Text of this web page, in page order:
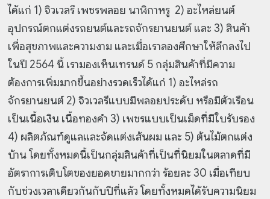
ได้แก่ 1) จิวเวลรี เพชรพลอย นาฬิกาหรู 2) อะไหล่ยนต์
อุปกรณ์ตกแต่งรถยนต์และรถจักรยานยนต์ และ 3) สินค้า
เพื่อสุขภาพและความงาม และเมื่อเราลองศึกษาให้ลึกลงไป
ในปี 2564 นี้ เรามองเห็นเทรนด์ 5 กลุ่มสินค้าที่มีความ
ต้องการเพิ่มมากขึ้นอย่างรวดเร็วได้แก่ 1) อะไหล่รถ
จักรยานยนต์ 2) จิวเวลรีแบบมีพลอยประดับ หรือมีตัวเรือน
เป็นเนื้อเงิน เนื้อทองคำ 3) เพชรแบบเป็นเม็ดที่มีใบรับรอง
4) ผลิตภัณฑ์ดูแลและจัดแต่งเส้นผม และ 5) ต้นไม้ตกแต่ง
บ้าน โดยทั้งหมดนี้เป็นกลุ่มสินค้าที่เป็นที่นิยมในตลาดที่มี
อัตราการเติบโตของยอดขายมากกว่า ร้อยละ 30 เมื่อเทียบ
กับช่วงเวลาเดียวกันกับปีที่แล้ว โดยทั้งหมดได้รับความนิยม